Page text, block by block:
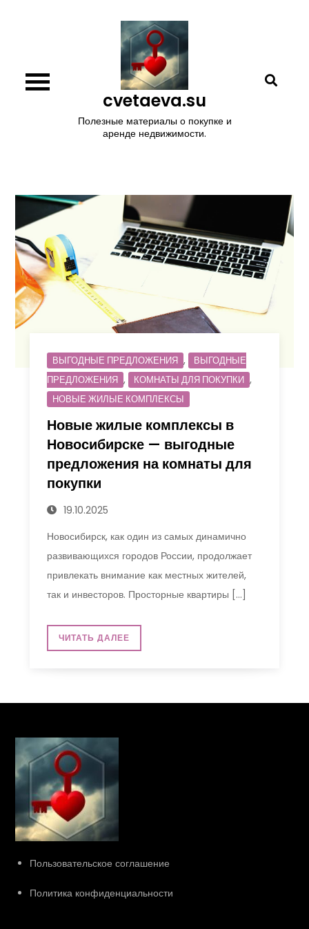
cvetaeva.su
Полезные материалы о покупке и
аренде недвижимости.
ВЫГОДНЫЕ ПРЕДЛОЖЕНИЯ ,
ВЫГОДНЫЕ
ПРЕДЛОЖЕНИЯ , КОМНАТЫ ДЛЯ ПОКУПКИ ,
НОВЫЕ ЖИЛЫЕ КОМПЛЕКСЫ
Новые жилые комплексы в
Новосибирске — выгодные
предложения на комнаты для
покупки
19.10.2025
Новосибирск, как один из самых динамично
развивающихся городов России, продолжает
привлекать внимание как местных жителей,
так и инвесторов. Просторные квартиры […]
ЧИТАТЬ ДАЛЕЕ
Пользовательское соглашение
Политика конфиденциальности